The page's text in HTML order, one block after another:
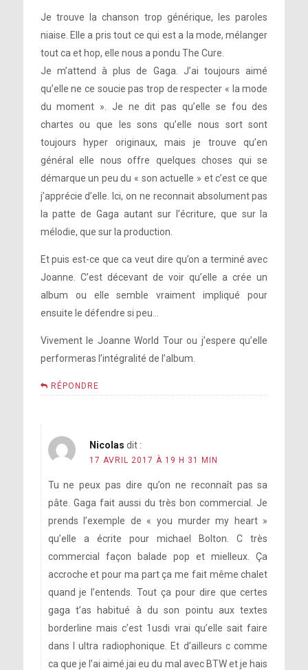
Je trouve la chanson trop générique, les paroles
niaise. Elle a pris tout ce qui est a la mode, mélanger
tout ca et hop, elle nous a pondu The Cure.
Je m’attend à plus de Gaga. J’ai toujours aimé
qu’elle ne ce soucie pas trop de respecter « la mode
du moment ». Je ne dit pas qu’elle se fou des
chartes ou que les sons qu’elle nous sort sont
toujours hyper originaux, mais je trouve qu’en
général elle nous offre quelques choses qui se
démarque un peu du « son actuelle » et c’est ce que
j’apprécie d’elle. Ici, on ne reconnait absolument pas
la patte de Gaga autant sur l’écriture, que sur la
mélodie, que sur la production.
Et puis est-ce que ca veut dire qu’on a terminé avec
Joanne. C’est décevant de voir qu’elle a crée un
album ou elle semble vraiment impliqué pour
ensuite le défendre si peu…
Vivement le Joanne World Tour ou j’espere qu’elle
performeras l’intégralité de l’album.
RÉPONDRE
Nicolas dit :
17 AVRIL 2017 À 19 H 31 MIN
Tu ne peux pas dire qu’on ne reconnaît pas sa
pâte. Gaga fait aussi du très bon commercial. Je
prends l’exemple de « you murder my heart »
qu’elle a écrite pour michael Bolton. C très
commercial façon balade pop et mielleux. Ça
accroche et pour ma part ça me fait même chalet
quand je l’entends. Tout ça pour dire que certes
gaga t’as habitué à du son pointu aux textes
borderline mais c’est 1usdi vrai qu’elle sait faire
dans l ultra radiophonique. Et d’ailleurs c comme
ca que je l’ai aimé.jai eu du mal avec BTW et je hais